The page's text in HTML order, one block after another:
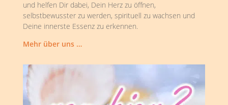
und helfen Dir dabei, Dein Herz zu öffnen,
selbstbewusster zu werden, spirituell zu wachsen und
Deine innerste Essenz zu erkennen.
Mehr über uns …